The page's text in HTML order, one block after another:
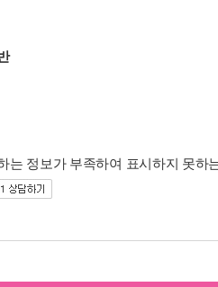
는 정보가 부족하여 표시하지 못하